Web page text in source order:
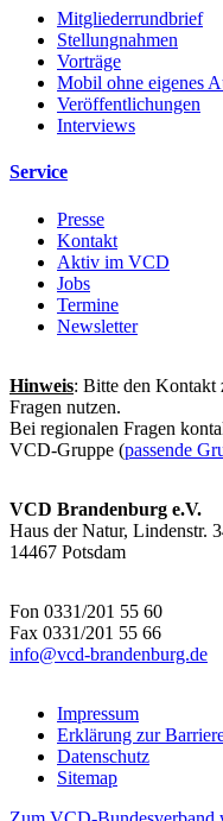
Mitgliederrundbrief
Stellungnahmen
Vorträge
Mobil ohne eigenes
Veröffentlichungen
Interviews
Service
Presse
Kontakt
Aktiv im VCD
Jobs
Termine
Newsletter
Hinweis: Bitte den Kontakt
Fragen nutzen.
Bei regionalen Fragen
VCD-Gruppe (passende
VCD Brandenburg e.V.
Haus der Natur, Lindenstr.
14467 Potsdam
Fon 0331/201 55 60
Fax 0331/201 55 66
info@vcd-brandenburg.de
Impressum
Erklärung zur
Datenschutz
Sitemap